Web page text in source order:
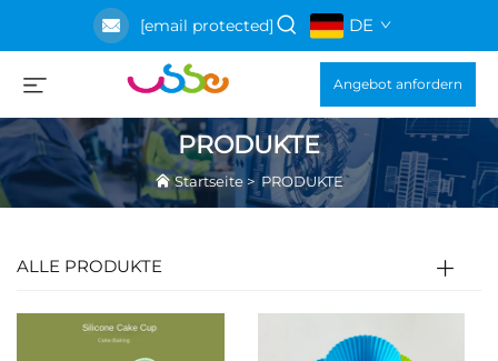
[email protected] DE
Angebot anfordern
PRODUKTE
Startseite >PRODUKTE
ALLE PRODUKTE